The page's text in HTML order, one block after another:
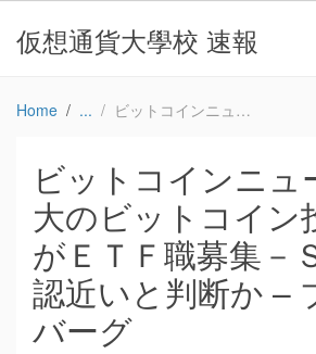
仮想通貨大學校 速報
Home ビットコインニュース：最大のビットコイン投信会社がＥＴＦ職募集－ＳＥＣ承認近いと判断か – ブルームバーグ
ビットコインニュ
大のビットコイン
がＥＴＦ職募集－
認近いと判断か –
バーグ